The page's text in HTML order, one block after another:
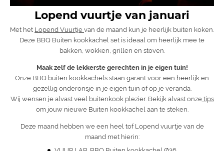
Lopend vuurtje van januari
Met het Lopend Vuurtje van de maand kun je heerlijk buiten koken.
Deze BBQ Buiten kookkachel set is ideaal om heerlijk mee te
bakken, wokken, grillen en stoven.
Maak zelf de lekkerste gerechten in je eigen tuin!
Onze BBQ buiten kookkachels staan garant voor een heerlijk en
gezellig onderonsje in je eigen tuin of op je veranda.
Wij wensen je alvast veel buitenkook plezier. Bekijk alvast onzetips
om jouw nieuwe Buiten kookkachel aan te steken.
Deze maand hebben we een heel tof Lopend vuurtje van de
maand met hierin: